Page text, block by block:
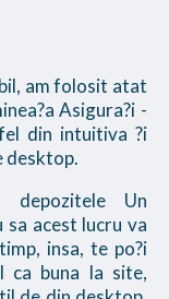
am folosit atat
Asigura?i -
din intuitiva ?i
desktop.
depozitele Un
acest lucru va
insa, te po?i
ca buna la site,